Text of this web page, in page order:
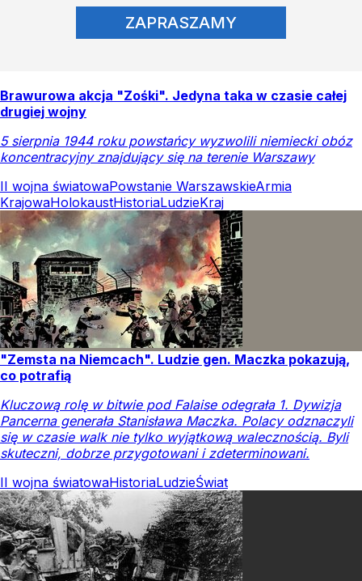
ZAPRASZAMY
Brawurowa akcja "Zośki". Jedyna taka w czasie całej
drugiej wojny
5 sierpnia 1944 roku powstańcy wyzwolili niemiecki obóz
koncentracyjny znajdujący się na terenie Warszawy
II wojna światowaPowstanie WarszawskieArmia
KrajowaHolokaustHistoriaLudzieKraj
"Zemsta na Niemcach". Ludzie gen. Maczka pokazują,
co potrafią
Kluczową rolę w bitwie pod Falaise odegrała 1. Dywizja
Pancerna generała Stanisława Maczka. Polacy odznaczyli
się w czasie walk nie tylko wyjątkową walecznością. Byli
skuteczni, dobrze przygotowani i zdeterminowani.
II wojna światowaHistoriaLudzieŚwiat